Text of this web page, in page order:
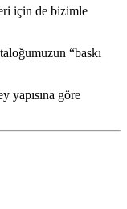
için de bizimle
“baskı
yapısına göre